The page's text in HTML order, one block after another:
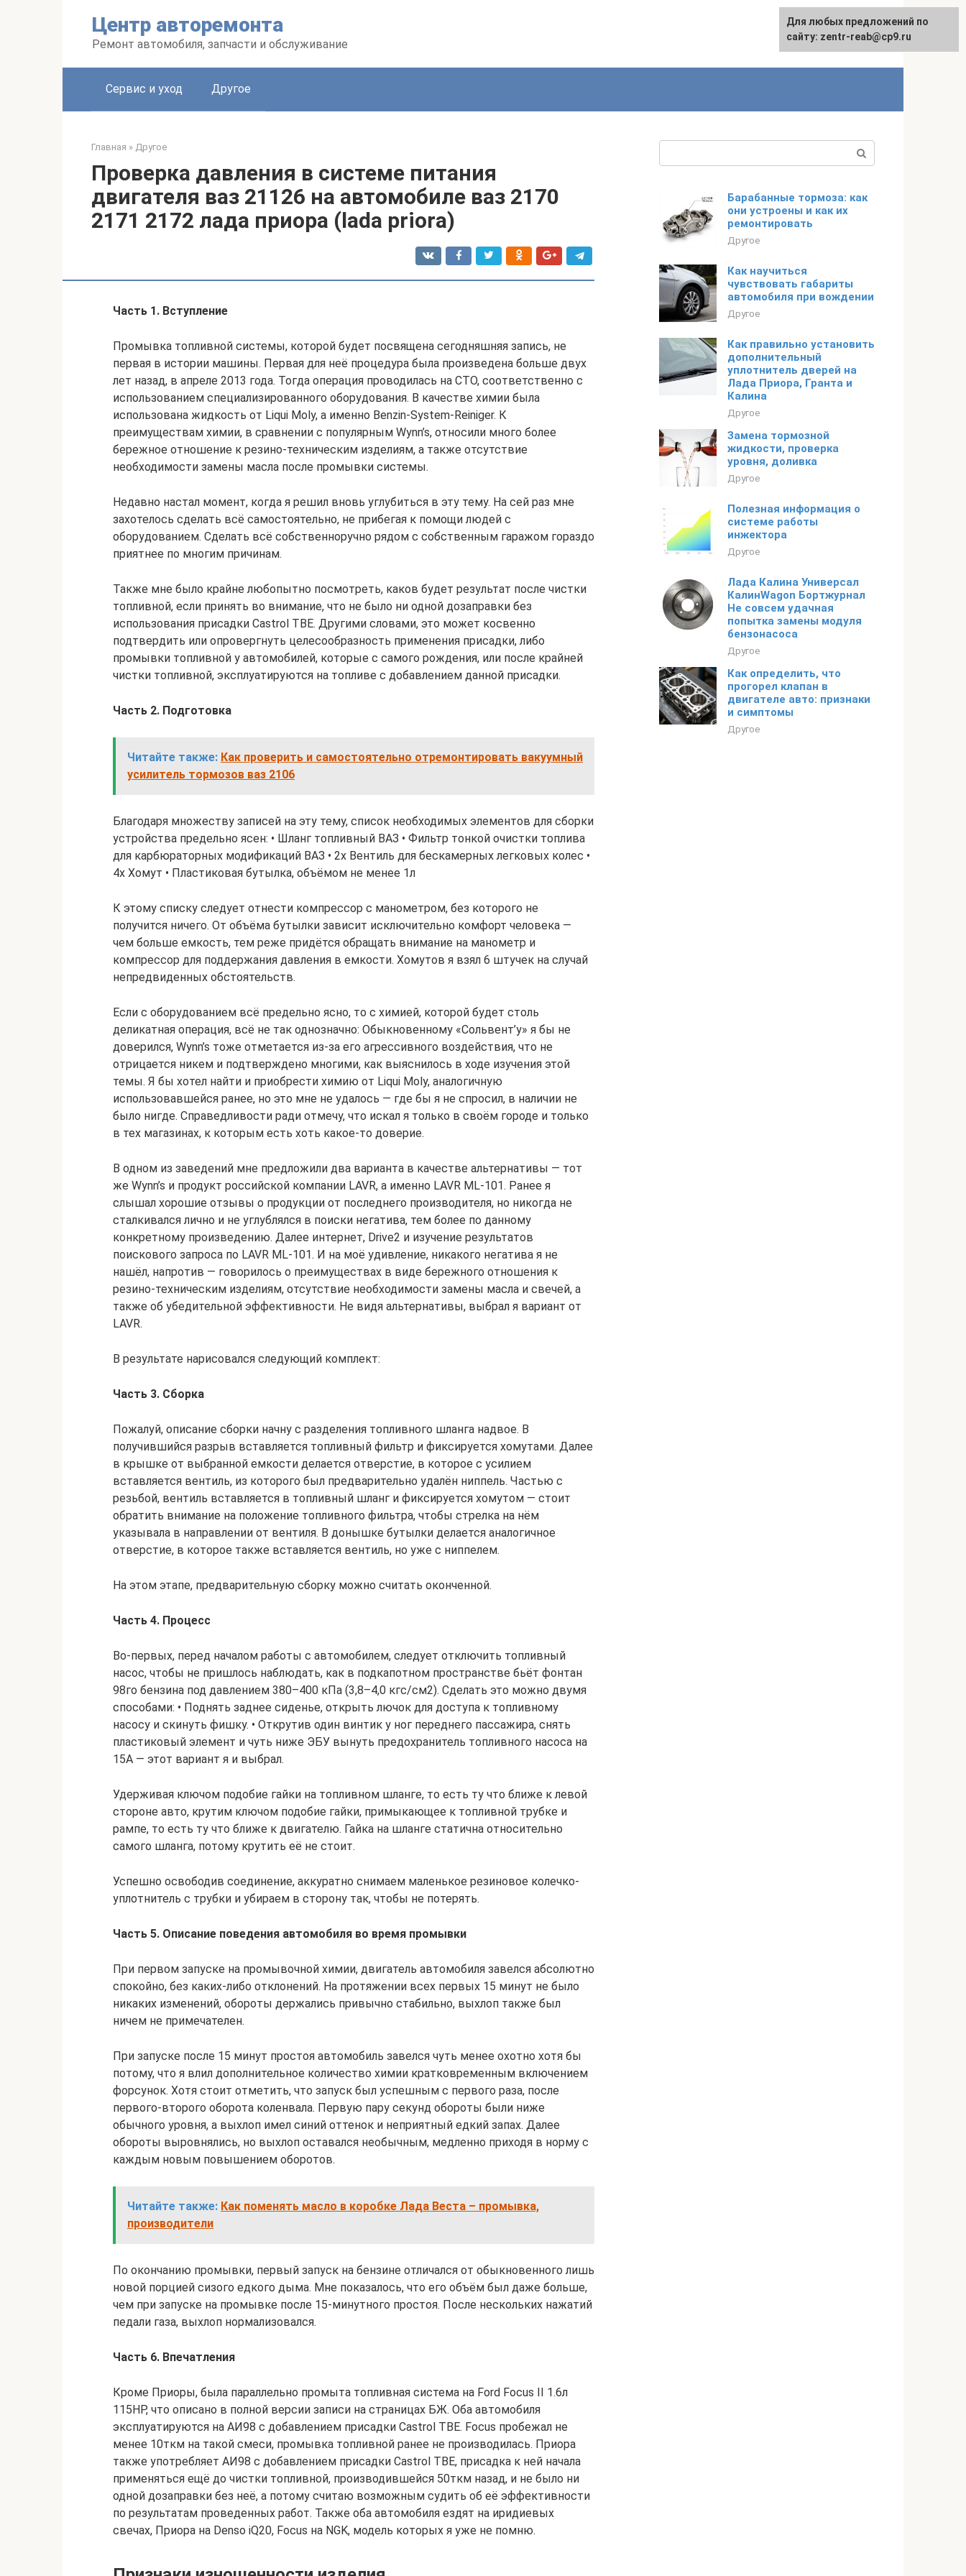
Центр авторемонта
Ремонт автомобиля, запчасти и обслуживание
Сервис и уход Другое
Главная » Другое
Проверка давления в системе питания
двигателя ваз 21126 на автомобиле ваз 2170
2171 2172 лада приора (lada priora)
Часть 1. Вступление
Промывка топливной системы, которой будет посвящена сегодняшняя запись, не
первая в истории машины. Первая для неё процедура была произведена больше двух
лет назад, в апреле 2013 года. Тогда операция проводилась на СТО, соответственно с
использованием специализированного оборудования. В качестве химии была
использована жидкость от Liqui Moly, а именно Benzin-System-Reiniger. К
преимуществам химии, в сравнении с популярным Wynn’s, относили много более
бережное отношение к резино-техническим изделиям, а также отсутствие
необходимости замены масла после промывки системы.
Недавно настал момент, когда я решил вновь углубиться в эту тему. На сей раз мне
захотелось сделать всё самостоятельно, не прибегая к помощи людей с
оборудованием. Сделать всё собственноручно рядом с собственным гаражом гораздо
приятнее по многим причинам.
Также мне было крайне любопытно посмотреть, каков будет результат после чистки
топливной, если принять во внимание, что не было ни одной дозаправки без
использования присадки Castrol TBE. Другими словами, это может косвенно
подтвердить или опровергнуть целесообразность применения присадки, либо
промывки топливной у автомобилей, которые с самого рождения, или после крайней
чистки топливной, эксплуатируются на топливе с добавлением данной присадки.
Часть 2. Подготовка
Читайте также: Как проверить и самостоятельно отремонтировать вакуумный
усилитель тормозов ваз 2106
Благодаря множеству записей на эту тему, список необходимых элементов для сборки
устройства предельно ясен: • Шланг топливный ВАЗ • Фильтр тонкой очистки топлива
для карбюраторных модификаций ВАЗ • 2х Вентиль для бескамерных легковых колес •
4х Хомут • Пластиковая бутылка, объёмом не менее 1л
К этому списку следует отнести компрессор с манометром, без которого не
получится ничего. От объёма бутылки зависит исключительно комфорт человека —
чем больше емкость, тем реже придётся обращать внимание на манометр и
компрессор для поддержания давления в емкости. Хомутов я взял 6 штучек на случай
непредвиденных обстоятельств.
Если с оборудованием всё предельно ясно, то с химией, которой будет столь
деликатная операция, всё не так однозначно: Обыкновенному «Сольвент’у» я бы не
доверился, Wynn’s тоже отметается из-за его агрессивного воздействия, что не
отрицается никем и подтверждено многими, как выяснилось в ходе изучения этой
темы. Я бы хотел найти и приобрести химию от Liqui Moly, аналогичную
использовавшейся ранее, но это мне не удалось — где бы я не спросил, в наличии не
было нигде. Справедливости ради отмечу, что искал я только в своём городе и только
в тех магазинах, к которым есть хоть какое-то доверие.
В одном из заведений мне предложили два варианта в качестве альтернативы — тот
же Wynn’s и продукт российской компании LAVR, а именно LAVR ML-101. Ранее я
слышал хорошие отзывы о продукции от последнего производителя, но никогда не
сталкивался лично и не углублялся в поиски негатива, тем более по данному
конкретному произведению. Далее интернет, Drive2 и изучение результатов
поискового запроса по LAVR ML-101. И на моё удивление, никакого негатива я не
нашёл, напротив — говорилось о преимуществах в виде бережного отношения к
резино-техническим изделиям, отсутствие необходимости замены масла и свечей, а
также об убедительной эффективности. Не видя альтернативы, выбрал я вариант от
LAVR.
В результате нарисовался следующий комплект:
Часть 3. Сборка
Пожалуй, описание сборки начну с разделения топливного шланга надвое. В
получившийся разрыв вставляется топливный фильтр и фиксируется хомутами. Далее
в крышке от выбранной емкости делается отверстие, в которое с усилием
вставляется вентиль, из которого был предварительно удалён ниппель. Частью с
резьбой, вентиль вставляется в топливный шланг и фиксируется хомутом — стоит
обратить внимание на положение топливного фильтра, чтобы стрелка на нём
указывала в направлении от вентиля. В донышке бутылки делается аналогичное
отверстие, в которое также вставляется вентиль, но уже с ниппелем.
На этом этапе, предварительную сборку можно считать оконченной.
Часть 4. Процесс
Во-первых, перед началом работы с автомобилем, следует отключить топливный
насос, чтобы не пришлось наблюдать, как в подкапотном пространстве бьёт фонтан
98го бензина под давлением 380–400 кПа (3,8–4,0 кгс/см2). Сделать это можно двумя
способами: • Поднять заднее сиденье, открыть лючок для доступа к топливному
насосу и скинуть фишку. • Открутив один винтик у ног переднего пассажира, снять
пластиковый элемент и чуть ниже ЭБУ вынуть предохранитель топливного насоса на
15А — этот вариант я и выбрал.
Удерживая ключом подобие гайки на топливном шланге, то есть ту что ближе к левой
стороне авто, крутим ключом подобие гайки, примыкающее к топливной трубке и
рампе, то есть ту что ближе к двигателю. Гайка на шланге статична относительно
самого шланга, потому крутить её не стоит.
Успешно освободив соединение, аккуратно снимаем маленькое резиновое колечко-
уплотнитель с трубки и убираем в сторону так, чтобы не потерять.
Часть 5. Описание поведения автомобиля во время промывки
При первом запуске на промывочной химии, двигатель автомобиля завелся абсолютно
спокойно, без каких-либо отклонений. На протяжении всех первых 15 минут не было
никаких изменений, обороты держались привычно стабильно, выхлоп также был
ничем не примечателен.
При запуске после 15 минут простоя автомобиль завелся чуть менее охотно хотя бы
потому, что я влил дополнительное количество химии кратковременным включением
форсунок. Хотя стоит отметить, что запуск был успешным с первого раза, после
первого-второго оборота коленвала. Первую пару секунд обороты были ниже
обычного уровня, а выхлоп имел синий оттенок и неприятный едкий запах. Далее
обороты выровнялись, но выхлоп оставался необычным, медленно приходя в норму с
каждым новым повышением оборотов.
Читайте также: Как поменять масло в коробке Лада Веста – промывка,
производители
По окончанию промывки, первый запуск на бензине отличался от обыкновенного лишь
новой порцией сизого едкого дыма. Мне показалось, что его объём был даже больше,
чем при запуске на промывке после 15-минутного простоя. После нескольких нажатий
педали газа, выхлоп нормализовался.
Часть 6. Впечатления
Кроме Приоры, была параллельно промыта топливная система на Ford Focus II 1.6л
115HP, что описано в полной версии записи на страницах БЖ. Оба автомобиля
эксплуатируются на АИ98 с добавлением присадки Castrol TBE. Focus пробежал не
менее 10ткм на такой смеси, промывка топливной ранее не производилась. Приора
также употребляет АИ98 с добавлением присадки Castrol TBE, присадка к ней начала
применяться ещё до чистки топливной, производившейся 50ткм назад, и не было ни
одной дозаправки без неё, а потому считаю возможным судить об её эффективности
по результатам проведенных работ. Также оба автомобиля ездят на иридиевых
свечах, Приора на Denso iQ20, Focus на NGK, модель которых я уже не помню.
Барабанные тормоза: как
они устроены и как их
ремонтировать
Другое
Как научиться
чувствовать габариты
автомобиля при вождении
Другое
Как правильно установить
дополнительный
уплотнитель дверей на
Лада Приора, Гранта и
Калина
Другое
Замена тормозной
жидкости, проверка
уровня, доливка
Другое
Полезная информация о
системе работы
инжектора
Другое
Лада Калина Универсал
КалинWagon Бортжурнал
Не совсем удачная
попытка замены модуля
бензонасоса
Другое
Как определить, что
прогорел клапан в
двигателе авто: признаки
и симптомы
Другое
Для любых предложений по
сайту: zentr-reab@cp9.ru